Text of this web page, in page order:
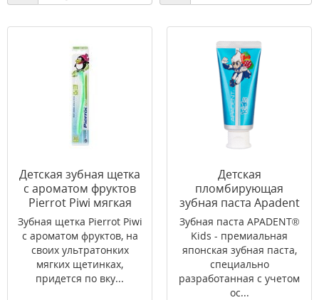
Детская зубная щетка
с ароматом фруктов
Pierrot Piwi мягкая
Зубная щетка Pierrot Piwi
с ароматом фруктов, на
своих ультратонких
мягких щетинках,
придется по вку...
Детская
пломбирующая
зубная паста Apadent
Кидс 60 г
Зубная паста APADENT®
Kids - премиальная
японская зубная паста,
специально
разработанная с учетом
ос...